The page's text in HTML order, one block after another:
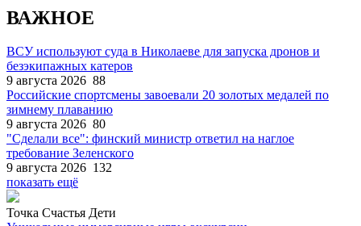
ВАЖНОЕ
ВСУ используют суда в Николаеве для запуска дронов и
безэкипажных катеров
9 августа 2026 88
Российские спортсмены завоевали 20 золотых медалей по
зимнему плаванию
9 августа 2026 80
"Сделали все": финский министр ответил на наглое
требование Зеленского
9 августа 2026 132
показать ещё
Точка Счастья Дети